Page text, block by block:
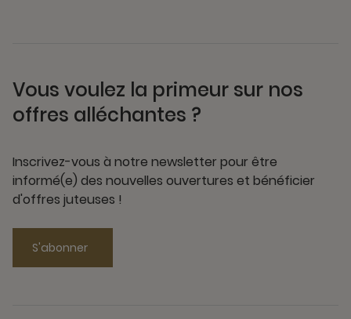
Vous voulez la primeur sur nos
offres alléchantes ?
Inscrivez-vous à notre newsletter pour être
informé(e) des nouvelles ouvertures et bénéficier
d'offres juteuses !
S'abonner